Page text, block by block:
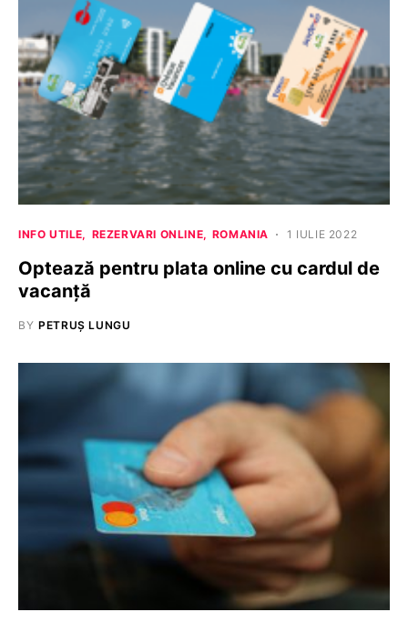
INFO UTILE REZERVARI ONLINE ROMANIA 1 IULIE 2022
Optează pentru plata online cu cardul de
vacanță
BY PETRUȘ LUNGU